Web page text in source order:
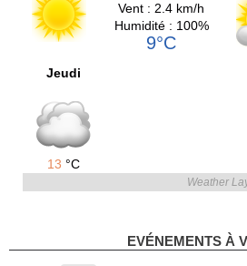
Vent : 2.4 km/h
Humidité : 100%
9°C
Jeudi
13 °C
Weather
EVÉNEMENTS À